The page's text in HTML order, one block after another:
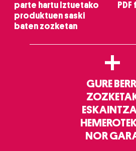
parte hartu Iztuetako
produktuen saski
baten zozketan
+
GURE BERRI
NOR